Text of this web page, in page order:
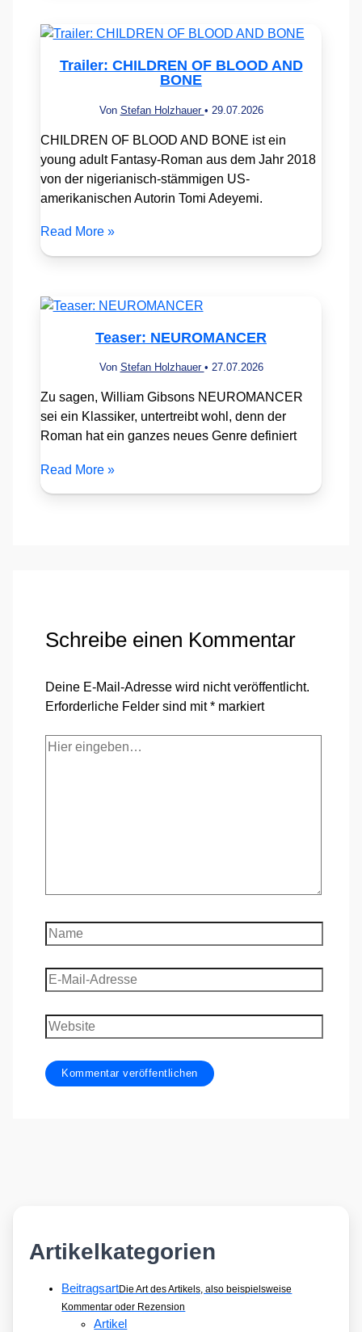
Trailer: CHILDREN OF BLOOD AND
BONE
Von Stefan Holzhauer • 29.07.2026
CHILDREN OF BLOOD AND BONE ist ein
young adult Fantasy-Roman aus dem Jahr 2018
von der nigerianisch-stämmigen US-
amerikanischen Autorin Tomi Adeyemi.
Read More »
Teaser: NEUROMANCER
Von Stefan Holzhauer • 27.07.2026
Zu sagen, William Gibsons NEUROMANCER
sei ein Klassiker, untertreibt wohl, denn der
Roman hat ein ganzes neues Genre definiert
Read More »
Schreibe einen Kommentar
Deine E-Mail-Adresse wird nicht veröffentlicht.
Erforderliche Felder sind mit* markiert
Hier
Name
E-
Mail-
Adresse
Website
Artikelkategorien
BeitragsartDie Art des Artikels, also beispielsweise
Kommentar oder Rezension
Artikel